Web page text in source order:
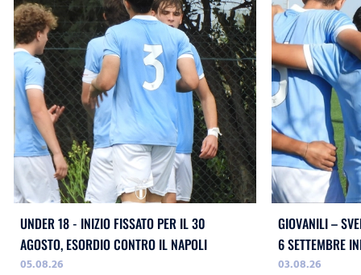
UNDER 18 - INIZIO FISSATO PER IL 30
AGOSTO, ESORDIO CONTRO IL NAPOLI
05.08.26
GIOVANILI –
03.08.26